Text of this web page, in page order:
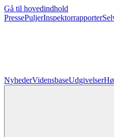
Gå til hovedindhold
PressePuljerInspektorrapporter
NyhederVidensbaseUdgivelser